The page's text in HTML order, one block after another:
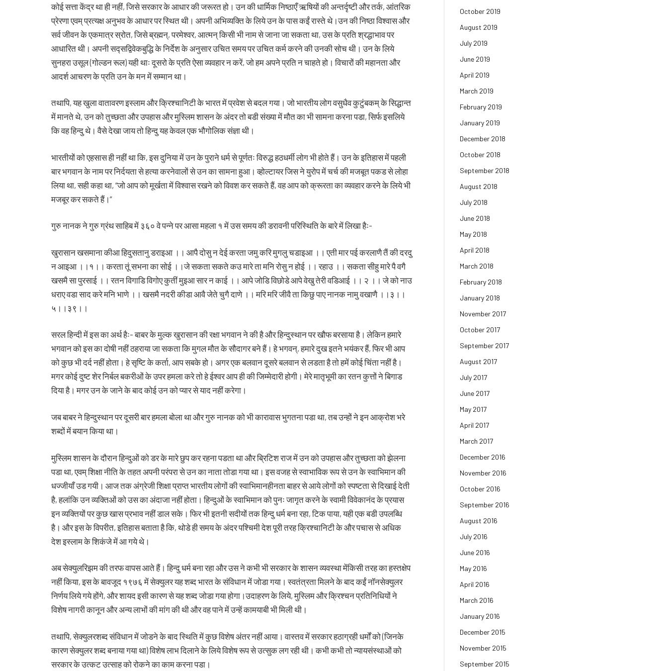
कोई सत्ता केंद्र था ही नहीं, जिसे सरकार के आधार की जरूरत हो। उन की धार्मिक निष्ठाएँ ऋषियों की अन्तर्दृष्टी और तर्क, आंतरिक
प्रेरणा एवम् प्रत्यक्ष अनुभव के आधार पर स्थित थी। अपनी अभिव्यक्ति के लिये उन के पास कईं रास्ते थे।उन की निष्ठा विश्वास और
सर्व जीवन के एकमात्र स्रोत, जिसे ब्रह्मन्, परमेश्वर, आत्मन् किसी भी नाम से जाना जा सकता था, उस के प्रति श्रद्धाभाव पर
आधारित थी। अपनी सद्सद्विवेकबुद्धि के निर्देश के अनुसार उचित समय पर उचित कर्म करने की उनकी सोच थी। उन के लिये
सुनहरा उसूल (गोल्डन रूल) यही थाः दूसरो के प्रति ऐसा व्यवहार न करें, जो हम अपने प्रति न चाहते हो। विचारों की महानता और
आदर्श आचरण के प्रति उन के मन में सम्मान था।
तथापि, यह खुला वातावरण इस्लाम और क्रिश्चानिटी के भारत में प्रवेश से बदल गया। जो भारतीय लोग वसुधैव कुटुंबकम् के सिद्धान्त
में मानते थे, उन को तुच्छता और उपहास और मुस्लिम शासन के अंदर तो बडी संख्या में मौत का भी सामना करना पडा, सिर्फ इसलिये
कि वह हिन्दु थे। वैसे देखा जाय तो हिन्दु यह केवल एक भौगोलिक संज्ञा थी।
भारतीयों को एहसास ही नहीं था कि, इस दुनिया में उन के पुराने धर्म से पूर्णतः विरुद्ध हठधर्मी लोग भी होते हैं। उन के इतिहास में पहली
बार भगवान के नाम पर निर्दयता से हत्या करनेवालों से उन का सामना हुआ। व्होल्टायर जिस ने युरोप में चर्च की मजबूत पकड से लोहा
लिया था, सही कहा था, “जो आप को मूर्खता में विश्वास रखने को विवश कर सकते हैं, वह आप को क्रूरता का व्यवहार करने के लिये भी
मजबूर कर सकते हैं।”
गुरु नानक ने गुरु ग्रंथ साहिब में ३६० वे पन्ने पर आसा महला १ में उस समय की डरावनी परिस्थिति के बारे में लिखा हैः-
खुरासान खसमाना कीआ हिदुसतानु डराइआ ।। आपै दोसु न देई करता जमु करि मुगलु चडाइआ ।। एती मार पई करलाणै तैं की दरदु
न आइआ ।।१।। करता तूं सभना का सोई ।।जे सकता सकते कउ मारे ता मनि रोसु न होई ।। रहाउ ।। सकता सीहु मारे पै वगै
खसमै सा पुरसाई ।। रतन विगाडि विगोए कुतीं मुइआ सार न काई ।। आपे जोडि विछोडे आपे वेखु तेरी वडिआई ।। २ ।। जे को नाउ
धराए वडा साद करे मनि भाणे ।। खसमै नदरी कीडा आवै जेते चुगै दाणे ।। मरि मरि जीवै ता किछु पाए नानक नामु वखाणै ।।३।।
५।।३९।।
सरल हिन्दी में इस का अर्थ हैः- बाबर के मुल्क खुरासान की रक्षा भगवान ने की है और हिन्दुस्थान पर खौफ बरसाया है। लेकिन हमारे
भगवान को इस का दोषी नहीं ठहराया जा सकता कि मुगल मौत के सौदागर बने हैं। हे भगवन्, हमारे दुख इतने भयंकर हैं, फिर भी आप
को कुछ भी दर्द नहीं होता। हे सृष्टि के कर्ता, आप सबके हो। अगर एक बलवान दूसरे बलवान से लडता है तो हमें कोई चिंता नहीं है।
मगर कोई दुष्ट शेर निर्बल बकरीओं के उपर हमला करे तो हे ईश्वर आप ही की जिम्मेदारी होगी। मेरे मातृभूमी का रतन कुत्तों ने बिगाड
दिया है। मगर उन के जाने के बाद कोई उन को प्यार से याद नहीं करेगा।
जब बाबर ने हिन्दुस्थान पर दूसरी बार हमला बोला था और गुरु नानक को भी कारावास भुगतना पडा था, तब उन्हों ने इन आक्रोश भरे
शब्दों में बयान किया था।
मुस्लिम शासन के दौरान हिन्दुओं को डर के मारे छुप कर रहना पडता था और ब्रिटिश राज में उन को उपहास और तुच्छता को झेलना
पडा था, एवम् शिक्षा नीति के तहत अपनी परंपरा से उन का नाता तोडा गया था। इस वजह से स्वाभाविक रूप से उन के स्वाभिमान की
धज्जीयाँ उड गयी। आज तक अंग्रेजी शिक्षा प्राप्त भारतीय लोगों की स्वाभिमानहीनता बाहर से आये लोगों को स्पष्टता से दिखाई देती
है, हलांकि उन व्यक्तिओं को उस का अंदाजा नहीं होता। हिन्दुओं के स्वाभिमान को पुनः जागृत करने के स्वामी विवेकानंद के प्रयास
इन व्यक्तियों पर कुछ खास प्रभाव नहीं डाल सके। फिर भी इतनी सदीयों तक हिन्दु धर्म बना रहा, टिक पाया, यही एक बडी उपलब्धि
है। और इस के विपरीत, इतिहास बताता है कि, थोडे ही समय के अंदर पश्चिमी देश पूरी तरह क्रिश्चानिटी के और पचास से अधिक
देश इस्लाम के शिकंजे में आ गये थे।
अब सेक्युलरिझम की तरफ वापस आते हैं। हिन्दु धर्म बना रहा और उस ने कभी भी सरकार के शासन व्यवस्था मेंकिसी तरह का हस्तक्षेप
नहीं किया, इस के बावजूद १९७६ में सेक्युलर यह शब्द भारत के संविधान में जोडा गया। स्वतंत्रता मिलने के बाद कईं नॉनसेक्युलर
निर्णय लिये गये होंगे, और शायद इसी कारण से यह शब्द जोडा गया होगा।उदाहरण के लिये, मुस्लिम और क्रिश्चन प्रतिनिधियों ने
विशेष नागरी कानून और अन्य लाभों की मांग की थी और वह पाने में उन्हें कामयाबी भी मिली थी।
तथापि, सेक्युलरशब्द संविधान में जोडने के बाद स्थिति में कुछ विशेष अंतर नहीं आया। वास्तव में सरकार हठाग्रही धर्मों को (जिनके
कारण सेक्युलर शब्द बनाया गया था) विशेष लाभ दिलाने के लिये विशेष रूप से उत्सुक लग रही थी। कभी कभी तो न्यायसंस्थाओं को
सरकार के उत्कट उत्साह को रोकने का काम करना पडा।
October 2019
August 2019
July 2019
June 2019
April 2019
March 2019
February 2019
January 2019
December 2018
October 2018
September 2018
August 2018
July 2018
June 2018
May 2018
April 2018
March 2018
February 2018
January 2018
November 2017
October 2017
September 2017
August 2017
July 2017
June 2017
May 2017
April 2017
March 2017
December 2016
November 2016
October 2016
September 2016
August 2016
July 2016
June 2016
May 2016
April 2016
March 2016
January 2016
December 2015
November 2015
September 2015